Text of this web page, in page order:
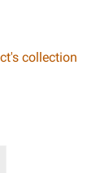
collection